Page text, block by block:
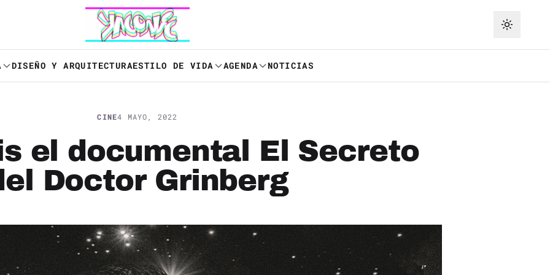
DISEÑO Y ARQUITECTURAESTILO DE VIDA AGENDA NOTICIAS
CINE4 MAYO, 2022
el documental El Secreto
Doctor Grinberg